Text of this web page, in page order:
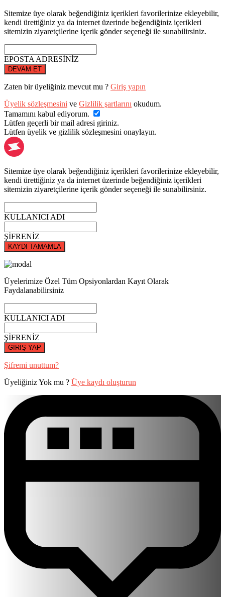
Sitemize üye olarak beğendiğiniz içerikleri favorilerinize ekleyebilir,
kendi ürettiğiniz ya da internet üzerinde beğendiğiniz içerikleri
sitemizin ziyaretçilerine içerik gönder seçeneği ile sunabilirsiniz.
EPOSTA ADRESİNİZ
DEVAM ET
Zaten bir üyeliğiniz mevcut mu ? Giriş yapın
Üyelik sözleşmesini ve Gizlilik şartlarını okudum.
Tamamını kabul ediyorum.
Lütfen geçerli bir mail adresi giriniz.
Lütfen üyelik ve gizlilik sözleşmesini onaylayın.
Sitemize üye olarak beğendiğiniz içerikleri favorilerinize ekleyebilir,
kendi ürettiğiniz ya da internet üzerinde beğendiğiniz içerikleri
sitemizin ziyaretçilerine içerik gönder seçeneği ile sunabilirsiniz.
KULLANICI ADI
ŞİFRENİZ
KAYDI TAMAMLA
Üyelerimize Özel Tüm Opsiyonlardan Kayıt Olarak
Faydalanabilirsiniz
KULLANICI ADI
ŞİFRENİZ
GİRİŞ YAP
Şifremi unuttum?
Üyeliğiniz Yok mu ? Üye kaydı oluşturun